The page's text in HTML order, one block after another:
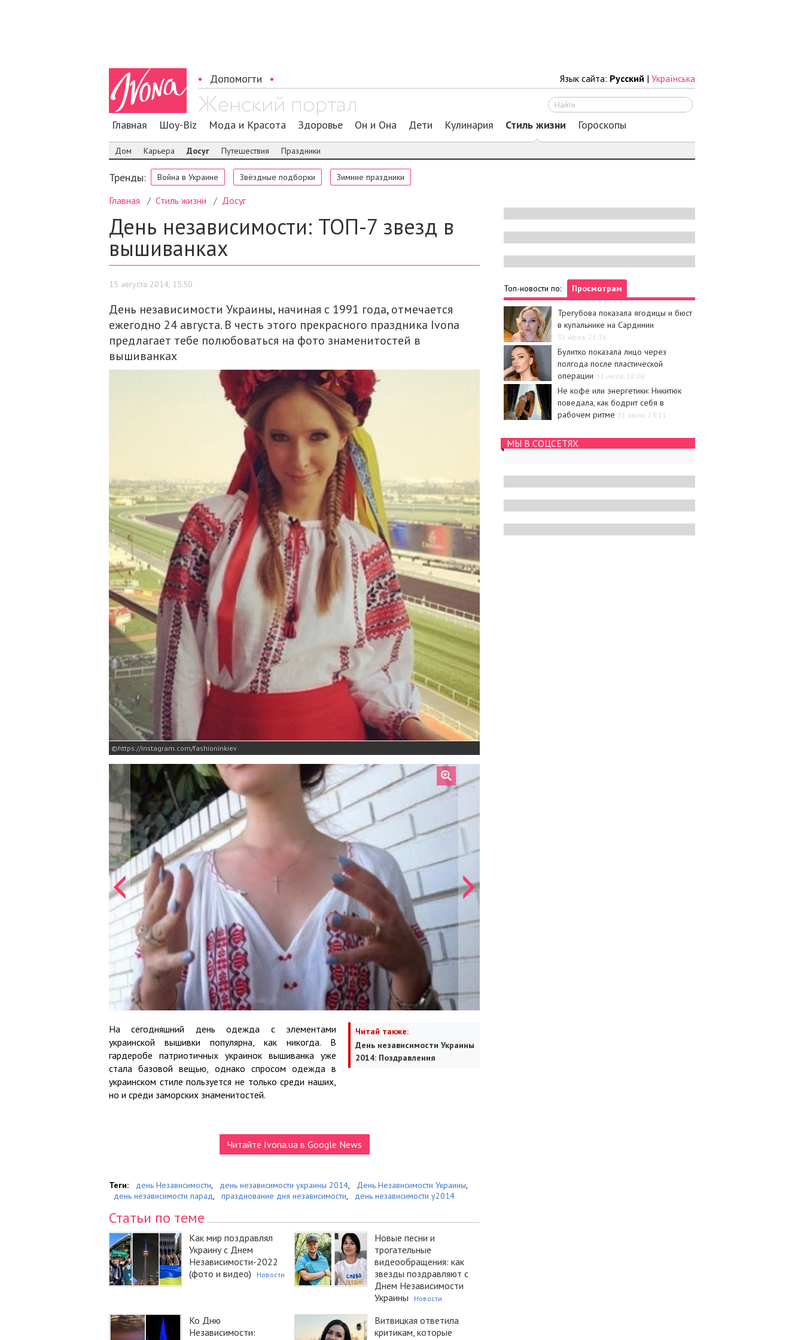
Допомогти Язык сайта: Русский | Українська
Главная Шоу-Biz Мода и Красота Здоровье Он и Она Дети Кулинария Стиль жизни Гороскопы
Дом Карьера Досуг Путешествия Праздники
Тренды: Война в Украине Звёздные подборки Зимние праздники
Главная Стиль жизни Досуг
День независимости: ТОП-7 звезд в
вышиванках
15 августа 2014, 15:50
День независимости Украины, начиная с 1991 года, отмечается
ежегодно 24 августа. В честь этого прекрасного праздника Ivona
предлагает тебе полюбоваться на фото знаменитостей в
вышиванках
https://instagram.com/fashioninkiev
Читай также:
День независимости Украины
2014: Поздравления
На сегодняшний день одежда с элементами
украинской вышивки популярна, как никогда. В
гардеробе патриотичных украинок вышиванка уже
стала базовой вещью, однако спросом одежда в
украинском стиле пользуется не только среди наших,
но и среди заморских знаменитостей.
Читайте Ivona.ua в Google News
Теги: день Независимости, день независимости украины 2014, День Независимости Украины,
день независимости парад, празднование дня независимости, день независимости у2014
Статьи по теме
Как мир поздравлял
Украину с Днем
Независимости-2022
(фото и видео)
Новости
Новые песни и
трогательные
видеообращения: как
звезды поздравляют с
Днем Независимости
Украины
Новости
Ко Дню
Независимости:
Витвицкая ответила
критикам, которые
Топ-новости по: Просмотрам
Трегубова показала ягодицы и бюст
в купальнике на Сардинии
31 июля, 21:36
Булитко показала лицо через
полгода после пластической
операции 31 июля, 18:04
Не кофе или энергетики: Никитюк
поведала, как бодрит себя в
рабочем ритме 31 июля, 23:11
МЫ В СОЦСЕТЯХ